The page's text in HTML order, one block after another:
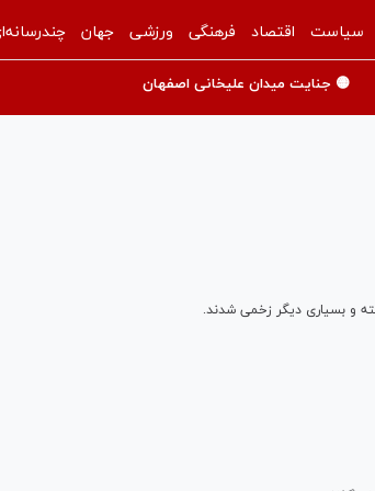
سیاست اقتصاد فرهنگی ورزشی جهان
🟡 جنایت میدان علیخانی اصفهان